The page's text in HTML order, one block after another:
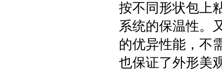
按不同形状包上
系统的保温性。
的优异性能，不
也保证了外形美